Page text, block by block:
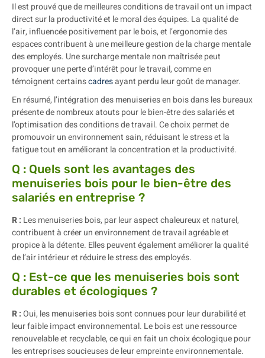
Il est prouvé que de meilleures conditions de travail ont un impact
direct sur la productivité et le moral des équipes. La qualité de
l’air, influencée positivement par le bois, et l’ergonomie des
espaces contribuent à une meilleure gestion de la charge mentale
des employés. Une surcharge mentale non maîtrisée peut
provoquer une perte d’intérêt pour le travail, comme en
témoignent certainscadresayant perdu leur goût de manager.
En résumé, l’intégration des menuiseries en bois dans les bureaux
présente de nombreux atouts pour le bien-être des salariés et
l’optimisation des conditions de travail. Ce choix permet de
promouvoir un environnement sain, réduisant le stress et la
fatigue tout en améliorant la concentration et la productivité.
Q : Quels sont les avantages des
menuiseries bois pour le bien-être des
salariés en entreprise ?
R : Les menuiseries bois, par leur aspect chaleureux et naturel,
contribuent à créer un environnement de travail agréable et
propice à la détente. Elles peuvent également améliorer la qualité
de l’air intérieur et réduire le stress des employés.
Q : Est-ce que les menuiseries bois sont
durables et écologiques ?
R :Oui, les menuiseries bois sont connues pour leur durabilité et
leur faible impact environnemental. Le bois est une ressource
renouvelable et recyclable, ce qui en fait un choix écologique pour
les entreprises soucieuses de leur empreinte environnementale.